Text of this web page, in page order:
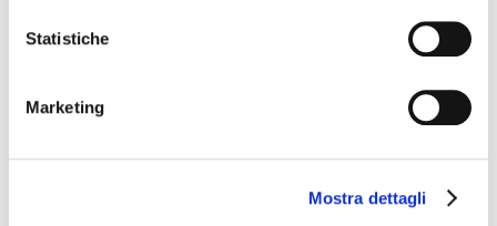
Statistiche
Marketing
Mostra dettagli
suddivisi per turni e su prenotazione entro le ore 12 di
giovedì 13 ottobre.
form online in fondo alla
pagina
Orari e turni di degustazione
degustazione riservata